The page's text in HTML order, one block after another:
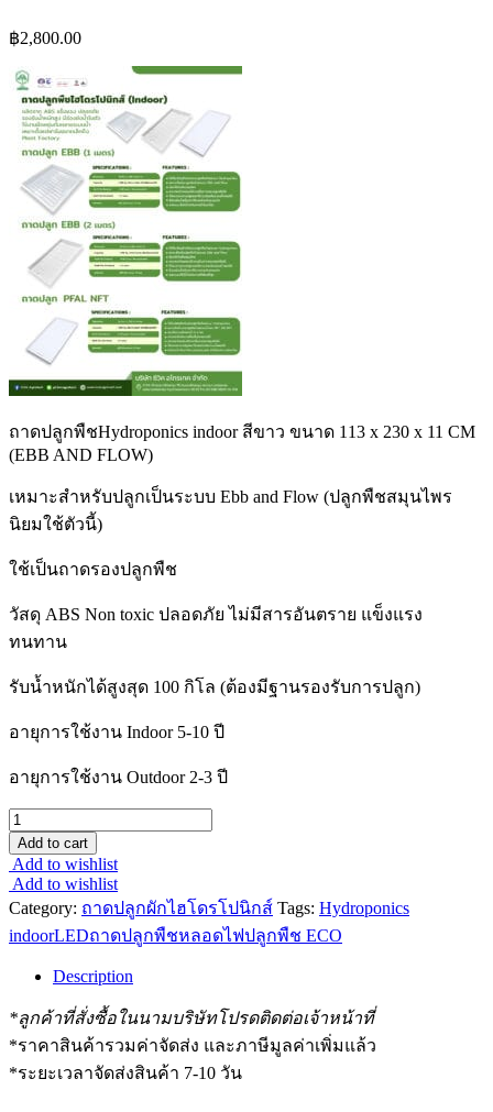
฿2,800.00
ถาดปลูกพืชHydroponics indoor สีขาว ขนาด 113 x 230 x 11 CM
(EBB AND FLOW)
เหมาะสำหรับปลูกเป็นระบบ Ebb and Flow (ปลูกพืชสมุนไพร
นิยมใช้ตัวนี้)
ใช้เป็นถาดรองปลูกพืช
วัสดุ ABS Non toxic ปลอดภัย ไม่มีสารอันตราย แข็งแรง
ทนทาน
รับน้ำหนักได้สูงสุด 100 กิโล (ต้องมีฐานรองรับการปลูก)
อายุการใช้งาน Indoor 5-10 ปี
อายุการใช้งาน Outdoor 2-3 ปี
Add to cart
Add to wishlist
Add to wishlist
Category: ถาดปลูกผักไฮโดรโปนิกส์ Tags: Hydroponics
indoorLEDถาดปลูกพืชหลอดไฟปลูกพืช ECO
Description
*ลูกค้าที่สั่งซื้อในนามบริษัทโปรดติดต่อเจ้าหน้าที่
*ราคาสินค้ารวมค่าจัดส่ง และภาษีมูลค่าเพิ่มแล้ว
*ระยะเวลาจัดส่งสินค้า 7-10 วัน